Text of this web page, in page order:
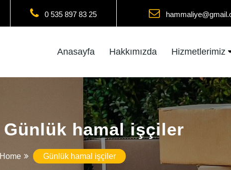
0 535 897 83 25
Anasayfa Hakkımızda Hizmetlerimiz
Günlük hamal işçiler
Home Günlük hamal işçiler